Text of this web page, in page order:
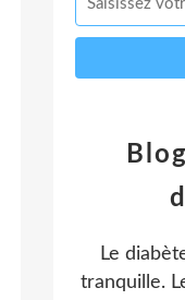
Le
tranquille.